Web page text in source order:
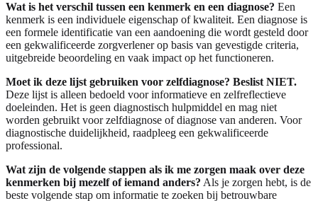
Wat is het verschil tussen een kenmerk en een diagnose? Een
kenmerk is een individuele eigenschap of kwaliteit. Een diagnose is
een formele identificatie van een aandoening die wordt gesteld door
een gekwalificeerde zorgverlener op basis van gevestigde criteria,
uitgebreide beoordeling en vaak impact op het functioneren.
Moet ik deze lijst gebruiken voor zelfdiagnose? Beslist NIET.
Deze lijst is alleen bedoeld voor informatieve en zelfreflectieve
doeleinden. Het is geen diagnostisch hulpmiddel en mag niet
worden gebruikt voor zelfdiagnose of diagnose van anderen. Voor
diagnostische duidelijkheid, raadpleeg een gekwalificeerde
professional.
Wat zijn de volgende stappen als ik me zorgen maak over deze
kenmerken bij mezelf of iemand anders? Als je zorgen hebt, is de
beste volgende stap om informatie te zoeken bij betrouwbare